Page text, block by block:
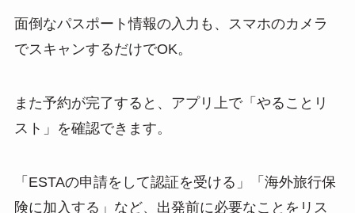
面倒なパスポート情報の入力も、スマホのカメラ
でスキャンするだけでOK。
また予約が完了すると、アプリ上で「やることリ
スト」を確認できます。
「ESTAの申請をして認証を受ける」「海外旅行保
険に加入する」など、出発前に必要なことをリス